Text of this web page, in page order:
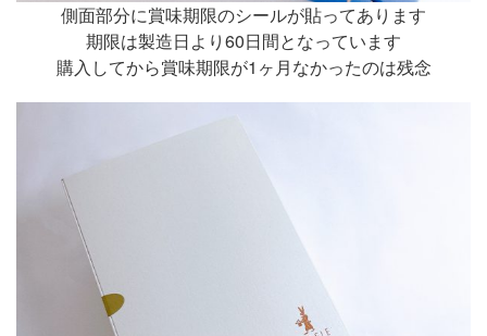
側面部分に賞味期限のシールが貼ってあります
期限は製造日より60日間となっています
購入してから賞味期限が1ヶ月なかったのは残念